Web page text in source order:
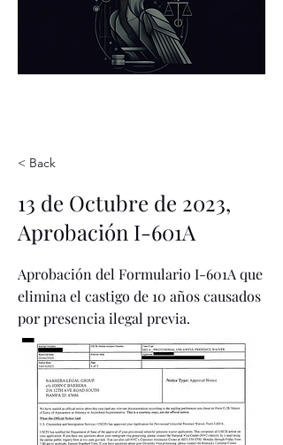
< Back
13 de Octubre de 2023,
Aprobación I-601A
Aprobación del Formulario I-601A que
elimina el castigo de 10 años causados
por presencia ilegal previa.